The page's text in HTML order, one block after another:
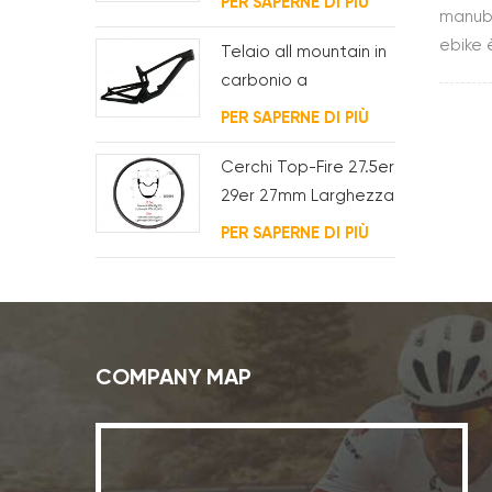
ebike
per bb t47
Telaio all mountain in
carbonio a
sospensione
completa 29er
PER SAPERNE DI PIÙ
Cerchi Top-Fire 27.5er
29er 27mm Larghezza
25mm Profondità
Hookless Mtb Carbon
PER SAPERNE DI PIÙ
COMPANY MAP